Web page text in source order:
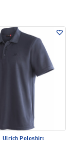
Ulrich Poloshirt